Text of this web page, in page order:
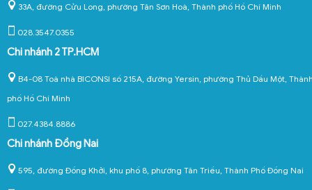
33A, đường Cửu Long, phường Tân Sơn Hoà, Thành phố Hồ Chí Minh
028.3547.0355
Chi nhánh 2 TP.HCM
B4-08 Toà nhà BICONSI số 215A, đường Yersin, phường Thủ Dầu Một,
phố Hồ Chí Minh
027.4384.8886
Chi nhánh Đồng Nai
595, đường Đồng Khởi, khu phố 8, phường Tân Triều, Thành Phố Đồng Nai